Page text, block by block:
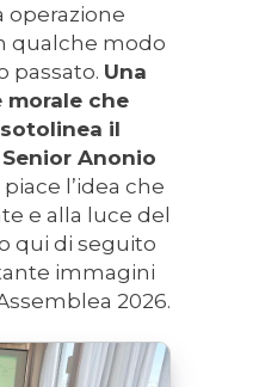
operazione
qualche modo
passato. Una
morale che
il
Anonio
l’idea che
e alla luce del
qui di seguito
immagini
2026.